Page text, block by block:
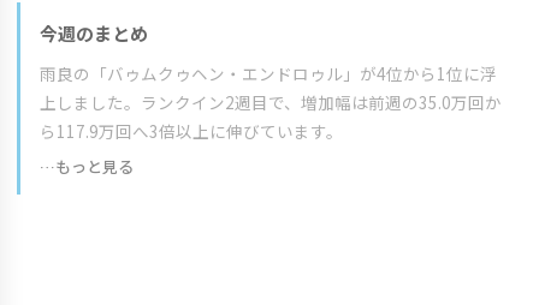
今週のまとめ
雨良の「バゥムクゥヘン・エンドロゥル」が4位から1位に浮
上しました。ランクイン2週目で、増加幅は前週の35.0万回か
ら117.9万回へ3倍以上に伸びています。
…もっと見る